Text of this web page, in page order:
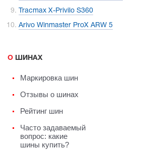
Tracmax X-Privilo S360
Arivo Winmaster ProX ARW 5
О ШИНАХ
Маркировка шин
Отзывы о шинах
Рейтинг шин
Часто задаваемый
вопрос: какие
шины купить?